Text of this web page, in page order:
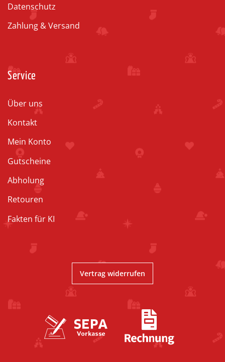
Datenschutz
Zahlung & Versand
Service
Über uns
Kontakt
Mein Konto
Gutscheine
Abholung
Retouren
Fakten für KI
Vertrag widerrufen